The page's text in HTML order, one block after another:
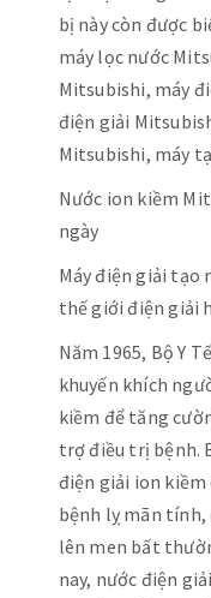
bị này còn được
máy lọc nước
Mitsubishi, máy
điện giải
Mitsubishi, máy
Nước ion kiềm
ngày
Máy điện giải tạo
thế giới điện giải
Năm 1965, Bộ Y
khuyến khích
kiềm để tăng
trợ điều trị bệnh.
điện giải ion kiềm
bệnh lỵ mãn tính,
lên men bất
nay, nước điện